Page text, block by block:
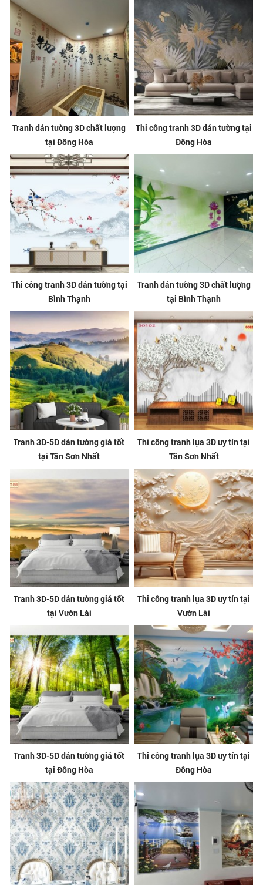
Tranh dán tường 3D chất lượng
tại Đông Hòa
Thi công tranh 3D dán tường tại
Đông Hòa
Thi công tranh 3D dán tường tại
Bình Thạnh
Tranh dán tường 3D chất lượng
tại Bình Thạnh
Tranh 3D-5D dán tường giá tốt
tại Tân Sơn Nhất
Thi công tranh lụa 3D uy tín tại
Tân Sơn Nhất
Tranh 3D-5D dán tường giá tốt
tại Vườn Lài
Thi công tranh lụa 3D uy tín tại
Vườn Lài
Tranh 3D-5D dán tường giá tốt
tại Đông Hòa
Thi công tranh lụa 3D uy tín tại
Đông Hòa